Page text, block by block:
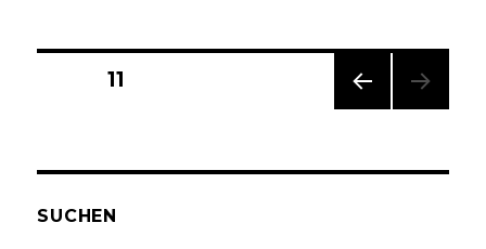
Beitragsnavigation
SEIT
SEITE11
SUCHEN